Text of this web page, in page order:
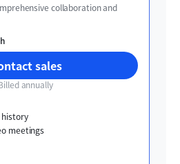
collaboration and
sales
annually
history
meetings